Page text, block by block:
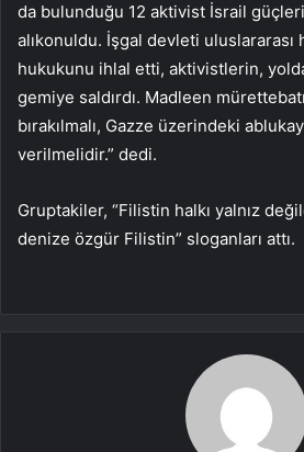
da bulunduğu 12 aktivist İsrail güçleri
alıkonuldu. İşgal devleti uluslararası
hukukunu ihlal etti, aktivistlerin,
gemiye saldırdı. Madleen
bırakılmalı, Gazze üzerindeki
verilmelidir.” dedi.
Gruptakiler, “Filistin halkı yalnız
denize özgür Filistin” sloganları attı.